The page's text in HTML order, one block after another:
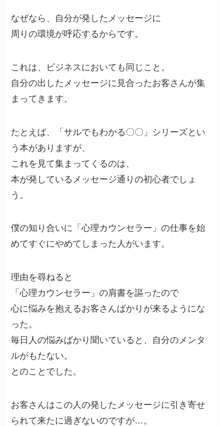
なぜなら、自分が発したメッセージに
周りの環境が呼応するからです。
これは、ビジネスにおいても同じこと。
自分の出したメッセージに見合ったお客さんが集
まってきます。
たとえば、「サルでもわかる〇〇」シリーズとい
う本がありますが、
これを見て集まってくるのは、
本が発しているメッセージ通りの初心者でしょ
う。
僕の知り合いに「心理カウンセラー」の仕事を始
めてすぐにやめてしまった人がいます。
理由を尋ねると
「心理カウンセラー」の肩書を謳ったので
心に悩みを抱えるお客さんばかりが来るようにな
った。
毎日人の悩みばかり聞いていると、自分のメンタ
ルがもたない。
とのことでした。
お客さんはこの人の発したメッセージに引き寄せ
られて来たに過ぎないのですが…。